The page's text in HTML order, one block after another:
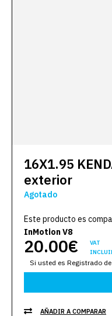
16X1.95
exterior
Agotado
Este producto es
InMotion V8
20.00€
VAT
Si usted es Registrado
AÑADIR A COMPARAR